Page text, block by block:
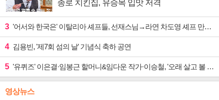
종로 치킨집, 유승목 입맛 저격
3 '어서와 한국은' 이탈리아 셰프들, 선재스님→라연 차도영 셰프 만난다
4 김용빈, '제7회 섬의 날' 기념식 축하 공연
5 '유퀴즈' 이은결·임봉근 할머니&임다운 작가·이승철, '오래 살고 볼 일' 특집 출격
영상뉴스